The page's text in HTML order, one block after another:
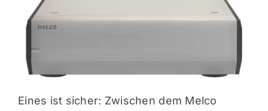
Eines ist sicher: Zwischen dem Melco